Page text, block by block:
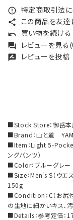
error_outline 特定商取引法
share この商品を友達
undo 買い物を続ける
forum レビューを見る
rate_review レビューを投稿
■Stock Store：御岳本
■Brand：山と道
■Item：Light 5-Pocket
ングパンツ）
■Color：ブルーグレー
■Size：Men's S（ウエ
150g
■Condition：C（お尻
の生地に細かいキス、
■Details：参考定価：